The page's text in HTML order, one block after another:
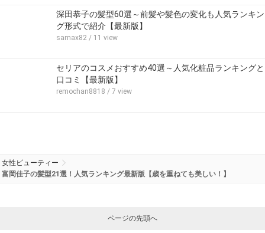
深田恭子の髪型60選～前髪や髪色の変化も人気ランキン
グ形式で紹介【最新版】
samax82 / 11 view
セリアのコスメおすすめ40選～人気化粧品ランキングと
口コミ【最新版】
remochan8818 / 7 view
女性ビューティー
富岡佳子の髪型21選！人気ランキング最新版【歳を重ねても美しい！】
ページの先頭へ